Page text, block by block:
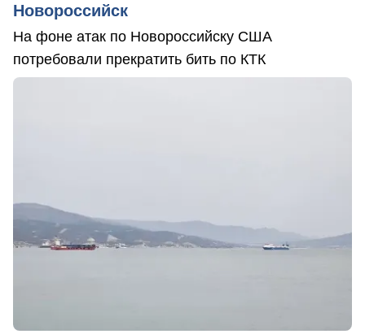
Новороссийск
На фоне атак по Новороссийску США
потребовали прекратить бить по КТК